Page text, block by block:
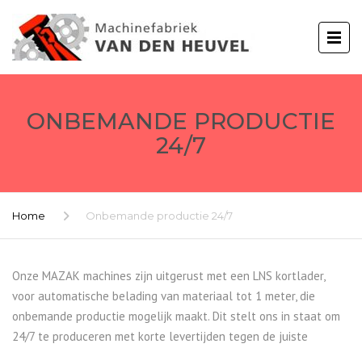
ONBEMANDE PRODUCTIE
24/7
Home Onbemande productie 24/7
Onze MAZAK machines zijn uitgerust met een LNS kortlader,
voor automatische belading van materiaal tot 1 meter, die
onbemande productie mogelijk maakt. Dit stelt ons in staat om
24/7 te produceren met korte levertijden tegen de juiste